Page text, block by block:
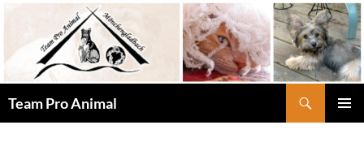
springen
Team Pro Animal